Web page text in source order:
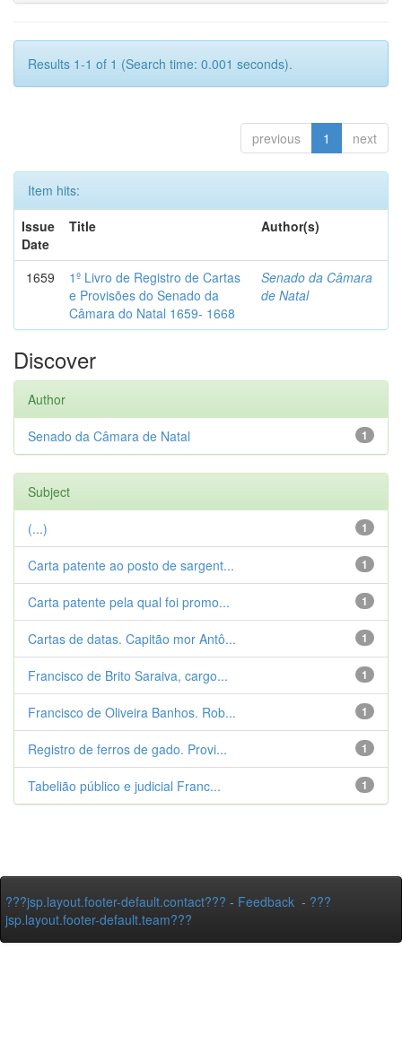
Results 1-1 of 1 (Search time: 0.001 seconds).
previous 1 next
Item hits:
Issue
Date
Title Author(s)
1659
1º Livro de Registro de Cartas
e Provisões do Senado da
Câmara do Natal 1659- 1668
Senado da Câmara
de Natal
Discover
Author
1
Senado da Câmara de Natal
Subject
1
(...)
1
Carta patente ao posto de sargent...
1
Carta patente pela qual foi promo...
1
Cartas de datas. Capitão mor Antô...
1
Francisco de Brito Saraiva, cargo...
1
Francisco de Oliveira Banhos. Rob...
1
Registro de ferros de gado. Provi...
1
Tabelião público e judicial Franc...
???jsp.layout.footer-default.contact??? - Feedback - ???
jsp.layout.footer-default.team???